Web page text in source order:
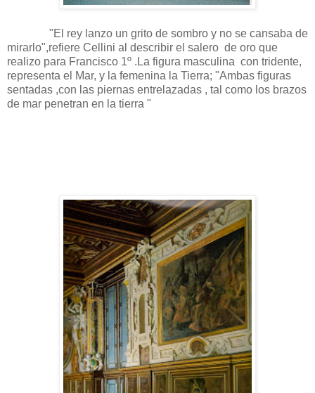
"El rey lanzo un grito de sombro y no se cansaba de
mirarlo",refiere Cellini al describir el salero de oro que
realizo para Francisco 1º .La figura masculina con tridente,
representa el Mar, y la femenina la Tierra; "Ambas figuras
sentadas ,con las piernas entrelazadas , tal como los brazos
de mar penetran en la tierra "